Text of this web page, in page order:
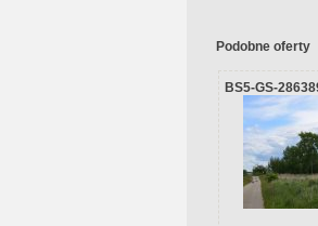
Podobne oferty
BS5-GS-